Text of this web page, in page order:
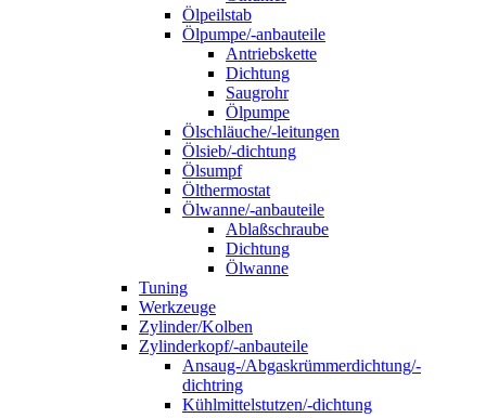
Ölpeilstab
Ölpumpe/-anbauteile
Antriebskette
Dichtung
Saugrohr
Ölpumpe
Ölschläuche/-leitungen
Ölsieb/-dichtung
Ölsumpf
Ölthermostat
Ölwanne/-anbauteile
Ablaßschraube
Dichtung
Ölwanne
Tuning
Werkzeuge
Zylinder/Kolben
Zylinderkopf/-anbauteile
Ansaug-/Abgaskrümmerdichtung/-
dichtring
Kühlmittelstutzen/-dichtung